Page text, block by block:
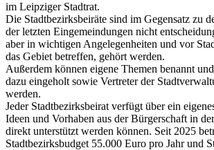
im Leipziger Stadtrat.
Die Stadtbezirksbeiräte sind im Gegensatz zu
der letzten Eingemeindungen nicht
aber in wichtigen Angelegenheiten und vor
das Gebiet betreffen, gehört werden.
Außerdem können eigene Themen benannt
dazu eingeholt sowie Vertreter der
werden.
Jeder Stadtbezirksbeirat verfügt über ein
Ideen und Vorhaben aus der Bürgerschaft in
direkt unterstützt werden können. Seit 2025
Stadtbezirksbudget 55.000 Euro pro Jahr und